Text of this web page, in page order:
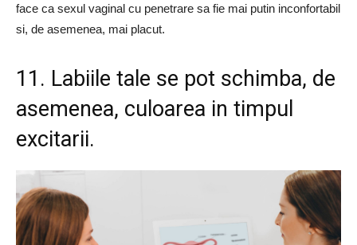
face ca sexul vaginal cu penetrare sa fie mai putin inconfortabil
si, de asemenea, mai placut.
11. Labiile tale se pot schimba, de
asemenea, culoarea in timpul
excitarii.